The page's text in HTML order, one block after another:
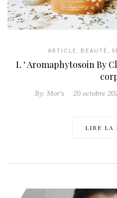
ARTICLE BEAUTÉ
L ‘ Aromaphytosoin By
By: Mor's 20 octobre
LIRE LA